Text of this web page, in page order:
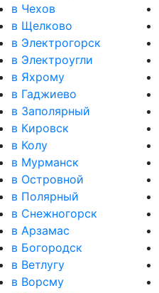
в Чехов
в Щелково
в Электрогорск
в Электроугли
в Яхрому
в Гаджиево
в Заполярный
в Кировск
в Колу
в Мурманск
в Островной
в Полярный
в Снежногорск
в Арзамас
в Богородск
в Ветлугу
в Ворсму